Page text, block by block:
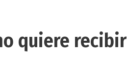
quiere recibir